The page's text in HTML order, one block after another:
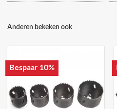
Anderen bekeken ook
Bespaar 10%